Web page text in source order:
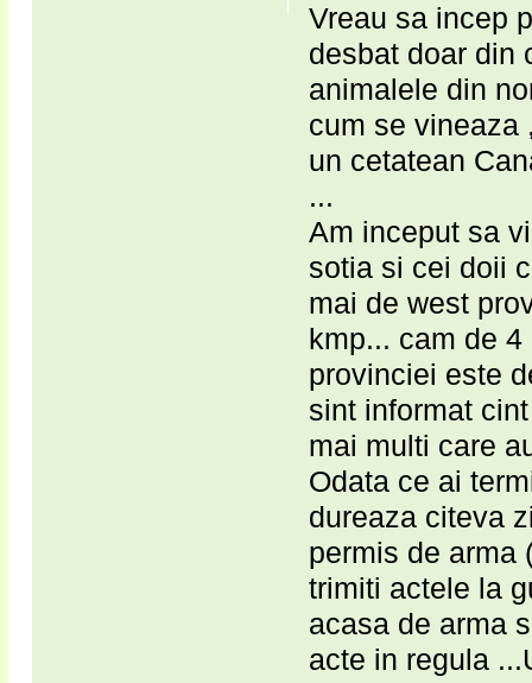
Vreau sa incep
desbat doar din
animalele din
cum se vineaza
un cetatean
...
Am inceput sa
sotia si cei doii
mai de west
kmp... cam de
provinciei este
sint informat
mai multi care
Odata ce ai
dureaza citeva
permis de arma
trimiti actele la
acasa de arma
acte in regula